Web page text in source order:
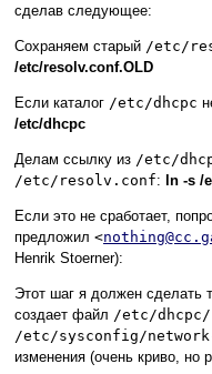
сделав следующее:
Сохраняем старый /etc/
/etc/resolv.conf.OLD
Если каталог /etc/dhcpc
/etc/dhcpc
Делам ссылку из /etc/
/etc/resolv.conf: ln -s /
Если это не сработает,
предложил <
Henrik Stoerner):
Этот шаг я должен сделать
создает файл /etc/
/etc/sysconfig/
изменения (очень криво, но